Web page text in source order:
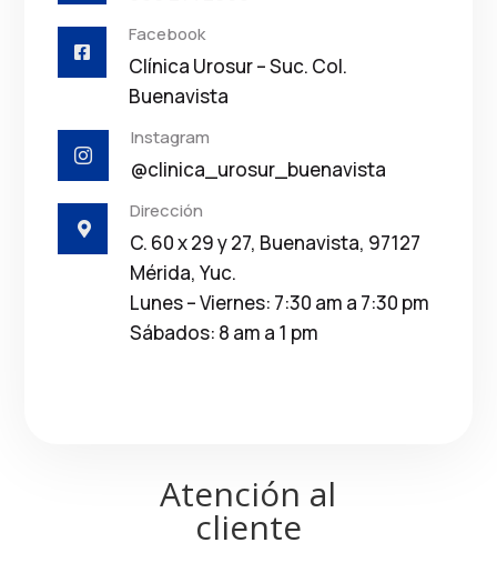

Facebook
Clínica Urosur – Suc. Col.
Buenavista

Instagram
@clinica_urosur_buenavista

Dirección
C. 60 x 29 y 27, Buenavista, 97127
Mérida, Yuc.
Lunes – Viernes: 7:30 am a 7:30 pm
Sábados: 8 am a 1 pm
Atención al
cliente